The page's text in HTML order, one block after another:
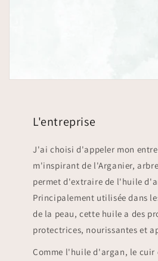
L'entreprise
J'ai choisi d'appeler mon
m'inspirant de l'Arganier,
permet d'extraire de l'huile
Principalement utilisée dans
de la peau, cette huile a des
protectrices, nourissantes et
Comme l'huile d'argan, le cuir